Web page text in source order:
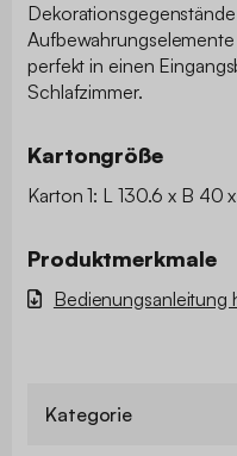
perfekt in einen
Schlafzimmer.
Kartongröße
Karton 1: L 130.6 x B 40
Produktmerkmale
Bedienungsanleitung
Kategorie